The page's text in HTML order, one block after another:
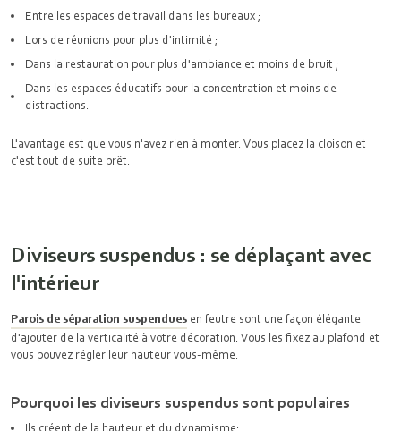
Entre les espaces de travail dans les bureaux ;
Lors de réunions pour plus d'intimité ;
Dans la restauration pour plus d'ambiance et moins de bruit ;
Dans les espaces éducatifs pour la concentration et moins de
distractions.
L'avantage est que vous n'avez rien à monter. Vous placez la cloison et
c'est tout de suite prêt.
Diviseurs suspendus : se déplaçant avec
l'intérieur
Parois de séparation suspendues en feutre sont une façon élégante
d'ajouter de la verticalité à votre décoration. Vous les fixez au plafond et
vous pouvez régler leur hauteur vous-même.
Pourquoi les diviseurs suspendus sont populaires
Ils créent de la hauteur et du dynamisme;